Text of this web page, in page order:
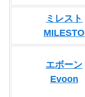
ミレスト
MILESTO
エボーン
Evoon